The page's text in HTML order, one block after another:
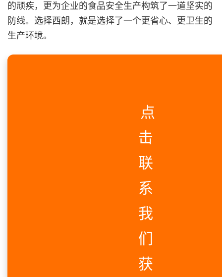
的顽疾，更为企业的食品安全生产构筑了一道坚实的
防线。选择西朗，就是选择了一个更省心、更卫生的
生产环境。
点
击
联
系
我
们
获